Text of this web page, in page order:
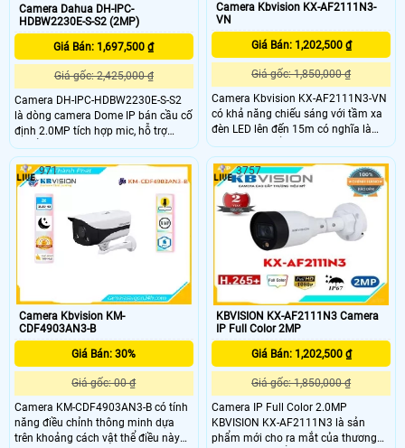
Camera Dahua DH-IPC-
HDBW2230E-S-S2 (2MP)
Giá Bán: 1,697,500 ₫
Giá gốc: 2,425,000 ₫
Camera DH-IPC-HDBW2230E-S-S2
là dòng camera Dome IP bán cầu cố
định 2.0MP tích hợp mic, hỗ trợ
chuẩn nén H.265+ giúp tiết kiệm
băng thông. Camera có tầm xa
hồng ngoại 30m hỗ trợ khe cắm thẻ
nhớ 256GB và các chức năng phát
hiện thông minh như hàng rào ảo,
xâm nhập. Với chuẩn chống nước
IP67, chống va đập IK10 và hỗ trợ
POE, camera phù hợp cho cả môi
ướt.
Camera Kbvision KX-AF2111N3-
VN
Giá Bán: 1,202,500 ₫
Giá gốc: 1,850,000 ₫
Camera Kbvision KX-AF2111N3-VN
có khả năng chiếu sáng với tầm xa
đèn LED lên đến 15m có nghĩa là
camera có thể cung cấp ánh sáng
đủ mạnh trong khoảng cách lên đến
15m để giúp nhìn rõ đối tượng hoặc
khu vực được giám sát, ngay cả
trong môi trường tối hoặc có ánh
sáng yếu.
Camera Kbvision KM-
CDF4903AN3-B
Giá Bán: 30%
Giá gốc: 00 ₫
Camera KM-CDF4903AN3-B có tính
năng điều chỉnh thông minh dựa
trên khoảng cách vật thể điều này
971
KBVISION KX-AF2111N3 Camera
IP Full Color 2MP
Giá Bán: 1,202,500 ₫
Giá gốc: 1,850,000 ₫
Camera IP Full Color 2.0MP
KBVISION KX-AF2111N3 là sản
phẩm mới cho ra mắt của thương
3757